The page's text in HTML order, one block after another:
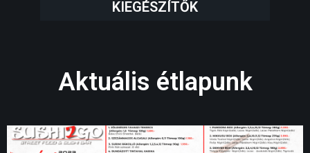
KIEGÉSZÍTŐK
Aktuális étlapunk